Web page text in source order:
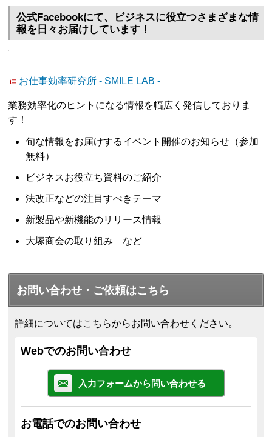
公式Facebookにて、ビジネスに役立つさまざまな情
報を日々お届けしています！
お仕事効率研究所 - SMILE LAB -
業務効率化のヒントになる情報を幅広く発信しておりま
す！
旬な情報をお届けするイベント開催のお知らせ（参加
無料）
ビジネスお役立ち資料のご紹介
法改正などの注目すべきテーマ
新製品や新機能のリリース情報
大塚商会の取り組み など
お問い合わせ・ご依頼はこちら
詳細についてはこちらからお問い合わせください。
Webでのお問い合わせ
入力フォームから問い合わせる
お電話でのお問い合わせ